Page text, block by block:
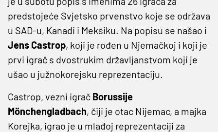
predstojeće Svjetsko prvenstvo koje se održava
u SAD-u, Kanadi i Meksiku. Na popisu se našao i
Jens Castrop, koji je rođen u Njemačkoj i koji je
prvi igrač s dvostrukim državljanstvom koji je
ušao u južnokorejsku reprezentaciju.
Castrop, vezni igrač Borussije
Mönchengladbach, čiji je otac Nijemac, a majka
Korejka, igrao je u mlađoj reprezentaciji za